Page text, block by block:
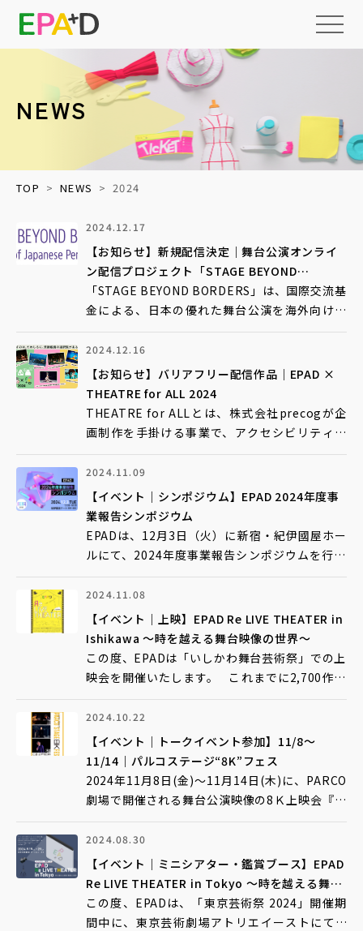
EPADとは
アーカイブ
権利処理サポート
収録技術検証
上映・イベント
教育・福祉等への パッケージ提供
ネットワーク化と
読みもの
メディア
NEWS
データベースへ
Contact
NEWS
TOP NEWS 2024
2024.12.17
【お知らせ】新規配信決定｜舞台公演オンライ
ン配信プロジェクト「STAGE BEYOND
BORDERS」
「STAGE BEYOND BORDERS」は、国際交流基
金による、日本の優れた舞台公演を海外向けに
オンライン配信するプロジェクトです。舞台映
像に多言語字幕を付け、YouTubeにて無料配信
を行っています。EPADはこれまで、61作品の配
信を協働しました。 今年度「STAGE BEYOND
BOR
2024.12.16
【お知らせ】バリアフリー配信作品｜EPAD ×
THEATRE for ALL 2024
THEATRE for ALLとは、株式会社precogが企
画制作を手掛ける事業で、アクセシビリティに
特化した舞台芸術のオンラインサイトです。
EPADはTHEATRE for ALLと協働し、収集作品
の内の数作品に、字幕や音声ガイドなどの情報
保障をつけて舞台作品映像を配信しています。
2024.11.09
【イベント｜シンポジウム】EPAD 2024年度事
業報告シンポジウム
EPADは、12月3日（火）に新宿・紀伊國屋ホー
ルにて、2024年度事業報告シンポジウムを行い
ます。今年度の事業成果報告を行うほか、主な
取り組みであった、各地域の公立文化施設での
上映実証や教育分野での利活用の実践について
振り返り、今後の展望について議論いたします。
舞台芸術関係者のみなさまに限らず
2024.11.08
【イベント｜上映】EPAD Re LIVE THEATER in
Ishikawa 〜時を越える舞台映像の世界〜
この度、EPADは「いしかわ舞台芸術祭」での上
映会を開催いたします。 これまでに2,700作品
以上の舞台作品映像を収蔵してきたEPADでは、
2023年度より、収集した舞台公演映像の利活用
の一環として各地での舞台映像の上映会に本格
的に取り組んでいます。上映会では、8Kで収録
された定点
2024.10.22
【イベント｜トークイベント参加】11/8～
11/14｜パルコステージ“8K”フェス
2024年11月8日(金)～11月14日(木)に、PARCO
劇場で開催される舞台公演映像の8Ｋ上映会『パ
ルコステージ“8K”フェス』(企画・製作：株式会
社パルコ／協力：一般社団法人EPAD)におい
て、EPADがトークイベント企画に参加いたしま
す。 パルコステージ“8K”フェス ＜
2024.08.30
【イベント｜ミニシアター・鑑賞ブース】EPAD
Re LIVE THEATER in Tokyo 〜時を越える舞台
映像の世界〜
この度、EPADは、「東京芸術祭 2024」開催期
間中に、東京芸術劇場アトリエイーストにて、